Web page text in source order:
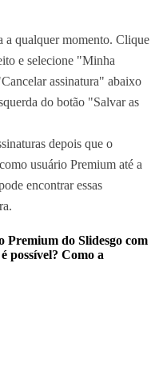
a qualquer momento. Clique
e selecione "Minha
assinatura" abaixo
do botão "Salvar as
depois que o
usuário Premium até a
encontrar essas
Premium do Slidesgo com
possível? Como a